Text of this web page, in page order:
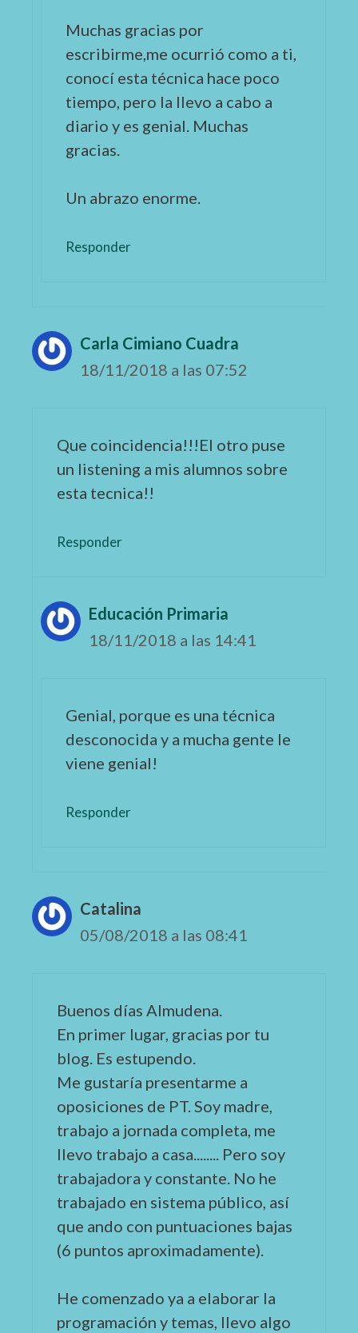
Muchas gracias por
escribirme,me ocurrió como a ti,
conocí esta técnica hace poco
tiempo, pero la llevo a cabo a
diario y es genial. Muchas
gracias.
Un abrazo enorme.
Responder
Carla Cimiano Cuadra
18/11/2018 a las 07:52
Que coincidencia!!!El otro puse
un listening a mis alumnos sobre
esta tecnica!!
Responder
Educación Primaria
18/11/2018 a las 14:41
Genial, porque es una técnica
desconocida y a mucha gente le
viene genial!
Responder
Catalina
05/08/2018 a las 08:41
Buenos días Almudena.
En primer lugar, gracias por tu
blog. Es estupendo.
Me gustaría presentarme a
oposiciones de PT. Soy madre,
trabajo a jornada completa, me
llevo trabajo a casa........ Pero soy
trabajadora y constante. No he
trabajado en sistema público, así
que ando con puntuaciones bajas
(6 puntos aproximadamente).
He comenzado ya a elaborar la
programación y temas, llevo algo